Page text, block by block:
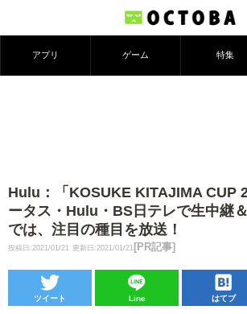
アプリ ゲーム 特集
Hulu：「KOSUKE KITAJIMA CUP
ータス・Hulu・BS日テレで生中継
では、注目の種目を放送！
投稿日:2021/01/21 更新日:2021/01/21 [PR記事]
ツイート Line はてブ